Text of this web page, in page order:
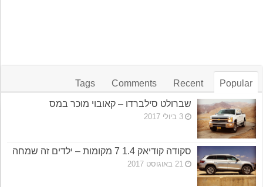
Popular
Recent
Comments
Tags
שברולט סילברדו – קאובוי מוכר במס
3 ביולי 2017
סקודה קודיאק 1.4 7 מקומות – ילדים זה שמחה
21 באוגוסט 2017